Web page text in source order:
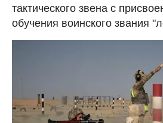
тактического звена с
обучения воинского звания